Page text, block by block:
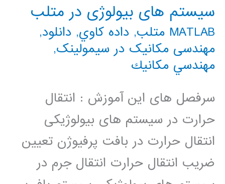
سیستم های بیولوژی در متلب
MATLAB متلب , داده كاوي, دانلود,
مهندسی مکانیک در سیمولینک,
مهندسي مكانيك
سرفصل های این آموزش : انتقال
حرارت در سیستم های بیولوژیکی
انتقال حرارت در بافت پرفیوژن تعیین
ضریب انتقال حرارت انتقال جرم در